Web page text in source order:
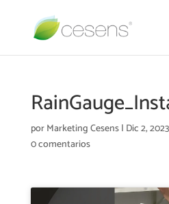
porMarketing Cesens| Dic 2, 2023
0 comentarios